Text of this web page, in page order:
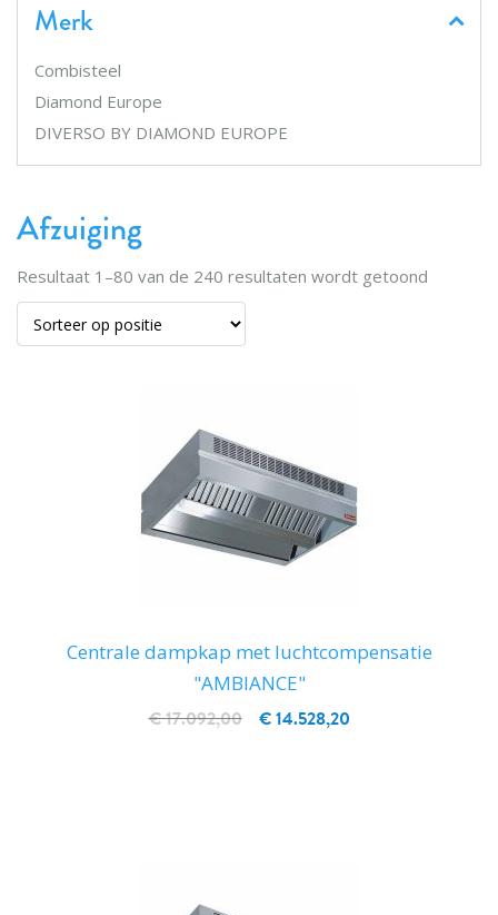
Afzuiging
Resultaat 1 –80 van de 240 resultaten wordt getoond
Centrale dampkap met luchtcompensatie
"AMBIANCE"
€ 14.528,20
€ 17.092,00
Merk
Combisteel
Diamond Europe
DIVERSO BY DIAMOND EUROPE